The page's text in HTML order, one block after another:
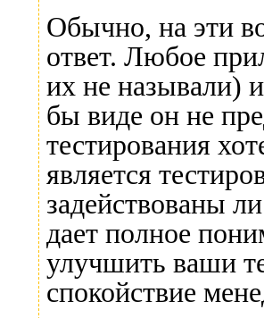
Обычно, на эти
ответ. Любое
их не называли)
бы виде он не
тестирования
является
задействованы
дает полное
улучшить ваши
спокойствие